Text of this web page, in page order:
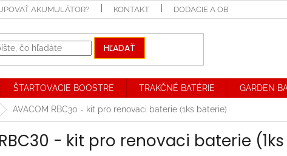
AKUMULÁTOR? KONTAKT DODACIE A OBCHODNÉ
HĽADAŤ
ŠTARTOVACIE BOOSTRE TRAKČNÉ BATÉRIE GARDEN
AVACOM RBC30 - kit pro renovaci baterie (1ks baterie)
- kit pro renovaci baterie